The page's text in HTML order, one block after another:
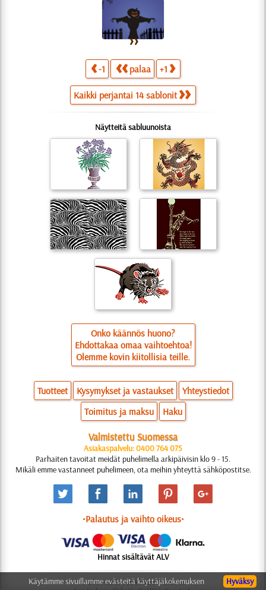
-1 palaa +1
Kaikki perjantai 14 sablonit
Näytteitä sabluunoista
Onko käännös huono?
Ehdottakaa omaa vaihtoehtoa!
Olemme kovin kiitollisia teille.
Tuotteet Kysymykset ja vastaukset
Yhteystiedot
Toimitus ja maksu
Haku
Valmistettu Suomessa
Asiakaspalvelu: 0400 764 075
Parhaiten tavoitat meidät puhelimella arkipäivisin klo 9 - 15.
Mikäli emme vastanneet puhelimeen, ota meihin yhteyttä sähköpostitse.
•Palautus ja vaihto oikeus•
Hinnat sisältävät ALV
© 2006-2025 Suunnittelu: Natali M.
Hyväksy
Käytämme sivuillamme evästeitä käyttäjäkokemuksen